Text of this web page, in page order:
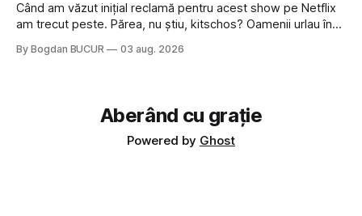
Când am văzut inițial reclamă pentru acest show pe Netflix
am trecut peste. Părea, nu știu, kitschos? Oamenii urlau în
fine dining din alte show-uri... așa că am zis pas. Apoi ceva,
By Bogdan BUCUR 03 aug. 2026
Aberând cu grație
Powered by Ghost